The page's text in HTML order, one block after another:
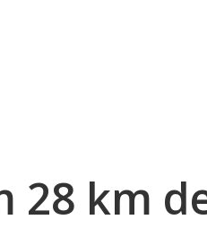
28 km